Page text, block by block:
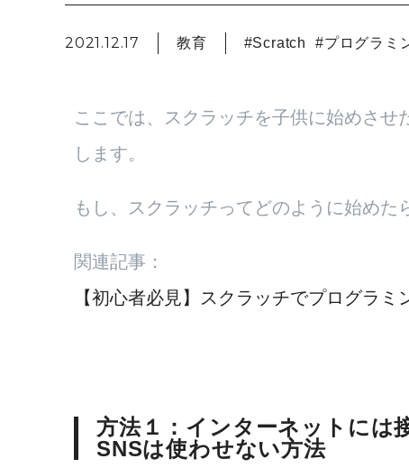
2021.12.17 教育 #Scratch #プログラミ
ここでは、スクラッチを子供に始めさ
します。
もし、スクラッチってどのように始めた
関連記事：
【初心者必見】スクラッチでプログラ
方法１：インターネットには
SNSは使わせない方法